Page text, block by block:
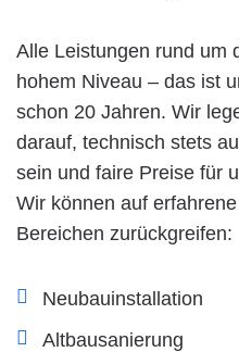
Alle Leistungen rund um
hohem Niveau – das ist
schon 20 Jahren. Wir
darauf, technisch stets
sein und faire Preise für
Wir können auf
Bereichen zurückgreifen:
Neubauinstallation
Altbausanierung